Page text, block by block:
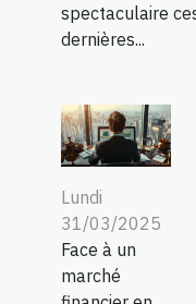
spectaculaire
dernières...
Lundi
31/03/2025
Face à un
marché